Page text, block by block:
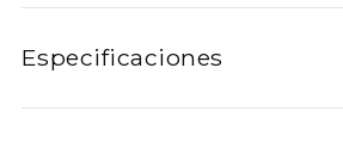
Especificaciones